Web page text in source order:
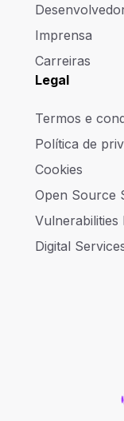
Imprensa
Carreiras
Legal
Termos e
Política de
Cookies
Open Source
Vulnerabilities
Digital